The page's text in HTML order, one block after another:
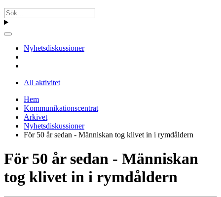
Nyhetsdiskussioner
All aktivitet
Hem
Kommunikationscentrat
Arkivet
Nyhetsdiskussioner
För 50 år sedan - Människan tog klivet in i rymdåldern
För 50 år sedan - Människan
tog klivet in i rymdåldern